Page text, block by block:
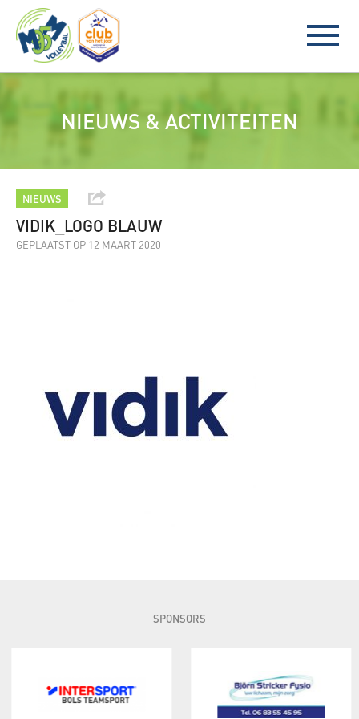
NIEUWS & ACTIVITEITEN
NIEUWS
VIDIK_LOGO BLAUW
GEPLAATST OP 12 MAART 2020
SPONSORS